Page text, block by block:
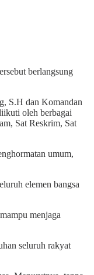
berlangsung
S.H dan Komandan
oleh berbagai
Sat Reskrim, Sat
umum,
elemen bangsa
menjaga
seluruh rakyat